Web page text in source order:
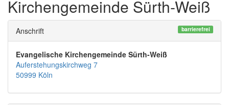
Kirchengemeinde Sürth-Weiß
Anschrift barrierefrei
Evangelische Kirchengemeinde Sürth-Weiß
Auferstehungskirchweg 7
50999 Köln